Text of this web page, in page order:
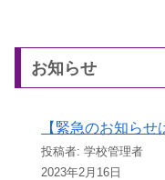
お知らせ
【緊急のお知らせ
投稿者: 学校管理者
2023年2月16日